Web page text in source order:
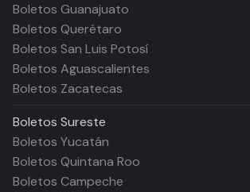
Boletos Guanajuato
Boletos Querétaro
Boletos San Luis Potosí
Boletos Aguascalientes
Boletos Zacatecas
Boletos Sureste
Boletos Yucatán
Boletos Quintana Roo
Boletos Campeche